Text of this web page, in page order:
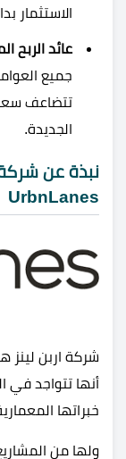
الاستثمار
عائد الربح
تتضاعف
الجديدة.
نبذة عن شركة
UrbnLanes
شركة اربن
أنها تتواجد في
خبراتها
ولها من